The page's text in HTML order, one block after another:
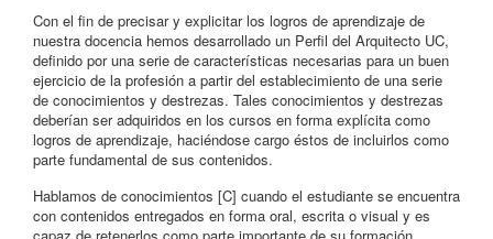
Con el fin de precisar y explicitar los logros de aprendizaje de
nuestra docencia hemos desarrollado un Perfil del Arquitecto UC,
definido por una serie de características necesarias para un buen
ejercicio de la profesión a partir del establecimiento de una serie
de conocimientos y destrezas. Tales conocimientos y destrezas
deberían ser adquiridos en los cursos en forma explícita como
logros de aprendizaje, haciéndose cargo éstos de incluirlos como
parte fundamental de sus contenidos.
Hablamos de conocimientos [C] cuando el estudiante se encuentra
con contenidos entregados en forma oral, escrita o visual y es